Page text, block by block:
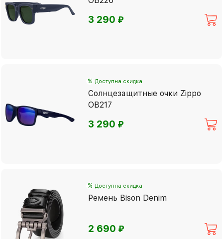
3 290⃏
% Доступна скидка
Солнцезащитные очки Zippo
OB217
3 290⃏
% Доступна скидка
Ремень Bison Denim
2 690⃏